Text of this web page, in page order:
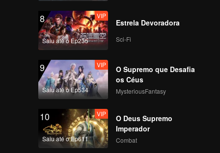
8
Saiu até o Ep235
VIP
Estrela Devoradora
Sci-Fi
9
Saiu até o Ep534
VIP
O Supremo que Desafia
os Céus
MysteriousFantasy
10
Saiu até o Ep611
VIP
O Deus Supremo
Imperador
Combat